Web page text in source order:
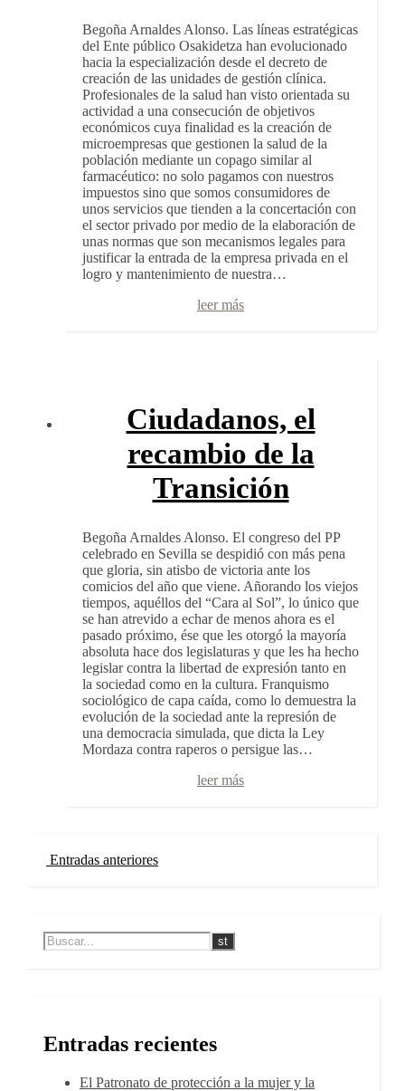
Begoña Arnaldes Alonso. Las líneas estratégicas
del Ente público Osakidetza han evolucionado
hacia la especialización desde el decreto de
creación de las unidades de gestión clínica.
Profesionales de la salud han visto orientada su
actividad a una consecución de objetivos
económicos cuya finalidad es la creación de
microempresas que gestionen la salud de la
población mediante un copago similar al
farmacéutico: no solo pagamos con nuestros
impuestos sino que somos consumidores de
unos servicios que tienden a la concertación con
el sector privado por medio de la elaboración de
unas normas que son mecanismos legales para
justificar la entrada de la empresa privada en el
logro y mantenimiento de nuestra…
leer más
Ciudadanos, el
recambio de la
Transición
Begoña Arnaldes Alonso. El congreso del PP
celebrado en Sevilla se despidió con más pena
que gloria, sin atisbo de victoria ante los
comicios del año que viene. Añorando los viejos
tiempos, aquéllos del “Cara al Sol”, lo único que
se han atrevido a echar de menos ahora es el
pasado próximo, ése que les otorgó la mayoría
absoluta hace dos legislaturas y que les ha hecho
legislar contra la libertad de expresión tanto en
la sociedad como en la cultura. Franquismo
sociológico de capa caída, como lo demuestra la
evolución de la sociedad ante la represión de
una democracia simulada, que dicta la Ley
Mordaza contra raperos o persigue las…
leer más
Entradas anteriores
Entradas recientes
El Patronato de protección a la mujer y la